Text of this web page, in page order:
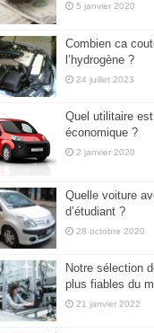
5 janvier 2020
Combien ca
l’hydrogène ?
24 juillet 2023
Quel utilitaire
économique ?
2 janvier 2020
Quelle voiture
d’étudiant ?
28 octobre 2020
Notre sélection
plus fiables du
21 janvier 2022